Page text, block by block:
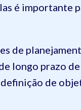
é importante
de
longo prazo de
de